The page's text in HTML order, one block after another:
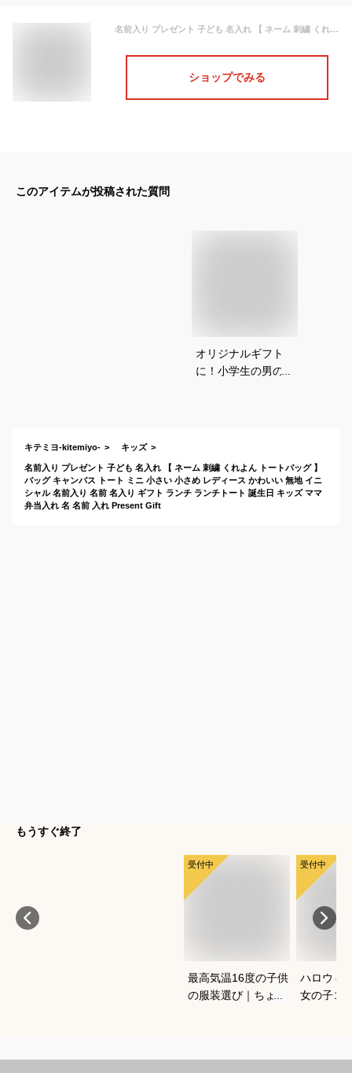
名前入り プレゼント 子ども 名入れ 【 ネーム 刺繍 くれよん トートバッグ 】 バッグ キャンバス トート ミニ 小さい 小さめ レディース かわいい 無地 イニシャル 名前入り 名前 名入り ギフト ランチ ランチトート 誕生日 キッズ ママ 弁当入れ 名 名前 入れ Present Gift
ショップでみる
このアイテムが投稿された質問
オリジナルギフト
に！小学生の男の子
キテミヨ-kitemiyo- キッズ
名前入り プレゼント 子ども 名入れ 【 ネーム 刺繍 くれよん トートバッグ 】
バッグ キャンバス トート ミニ 小さい 小さめ レディース かわいい 無地 イニ
シャル 名前入り 名前 名入り ギフト ランチ ランチトート 誕生日 キッズ ママ
弁当入れ 名 名前 入れ Present Gift
もうすぐ終了
受付中
最高気温16度の子供
の服装選び｜ちょう
受付中
ハロウィ
女の子コ